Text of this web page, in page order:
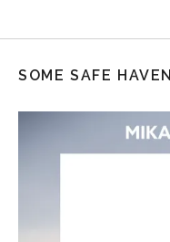
SOME SAFE HAVEN